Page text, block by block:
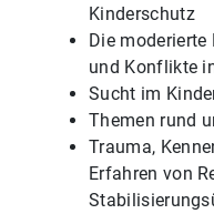
Kinderschutz
Die moderierte
und Konflikte
Sucht im
Themen rund
Trauma,
Erfahren von